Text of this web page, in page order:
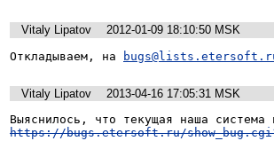
Vitaly Lipatov
2012-01-09 18:10:50 MSK
Откладываем, на
Vitaly Lipatov 2013-04-16 17:05:31 MSK
https://bugs.etersoft.ru/